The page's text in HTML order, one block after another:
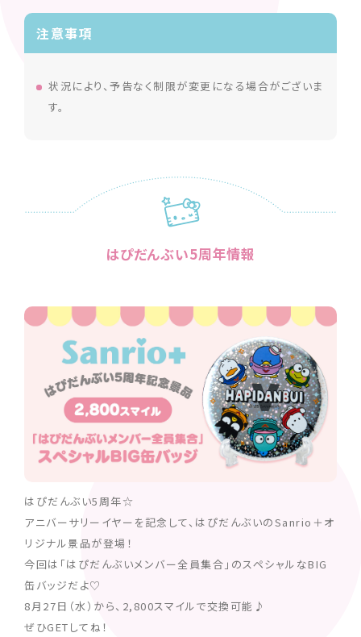
注意事項
状況により、予告なく制限が変更になる場合がございま
す。
はぴだんぶい5周年情報
はぴだんぶい5周年☆
アニバーサリーイヤーを記念して、はぴだんぶいのSanrio＋オ
リジナル景品が登場！
今回は「はぴだんぶいメンバー全員集合」のスペシャルなBIG
缶バッジだよ♡
8月27日（水）から、2,800スマイルで交換可能♪
ぜひGETしてね！